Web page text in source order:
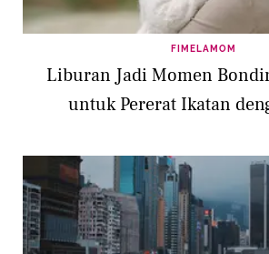
FIMELAMOM
Liburan Jadi Momen
untuk Pererat Ikatan